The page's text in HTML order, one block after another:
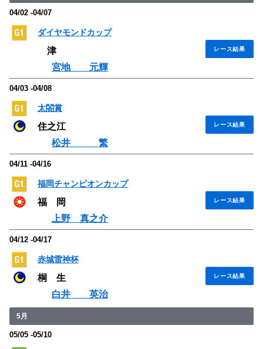
04/02 -04/07
ダイヤモンドカップ
レース結果
津
宮地 元輝
04/03 -04/08
太閤賞
レース結果
住之江
松井 繁
04/11 -04/16
福岡チャンピオンカップ
レース結果
福 岡
上野 真之介
04/12 -04/17
赤城雷神杯
レース結果
桐 生
白井 英治
5月
05/05 -05/10